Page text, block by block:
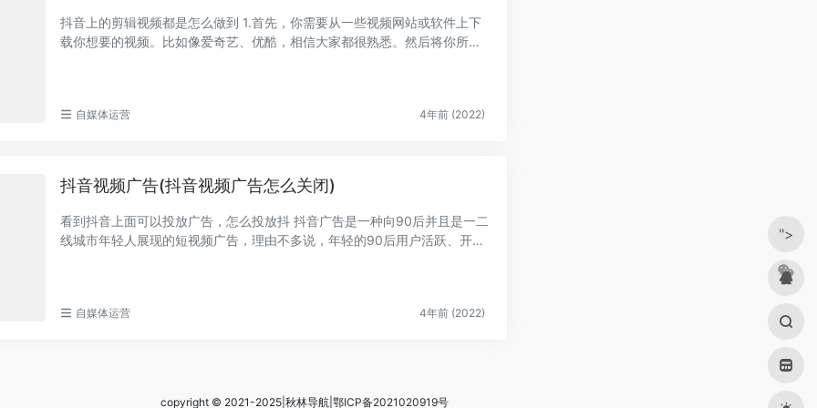
抖音上的剪辑视频都是怎么做到 1.首先，你需要从一些视频网站或软件上下
载你想要的视频。比如像爱奇艺、优酷，相信大家都很熟悉。然后将你所需
自媒体运营 4年前 (2022)
抖音视频广告(抖音视频广告怎么关闭)
看到抖音上面可以投放广告，怎么投放抖 抖音广告是一种向90后并且是一二
线城市年轻人展现的短视频广告，理由不多说，年轻的90后用户活跃、开
自媒体运营 4年前 (2022)
copyright © 2021-2025|秋林导航| 鄂ICP备2021020919号
">